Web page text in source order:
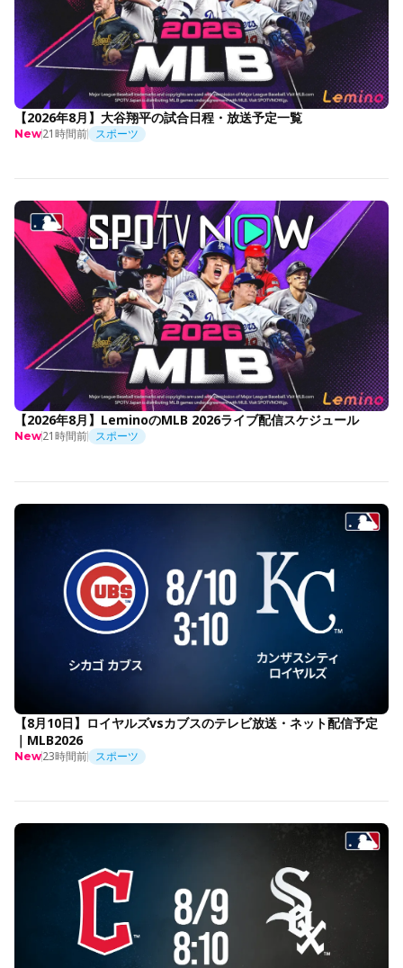
【2026年8月】大谷翔平の試合日程・放送予定一覧
New21時間前 スポーツ
【2026年8月】LeminoのMLB 2026ライブ配信スケジュール
New21時間前 スポーツ
【8月10日】ロイヤルズvsカブスのテレビ放送・ネット配信予定
｜MLB2026
New23時間前 スポーツ